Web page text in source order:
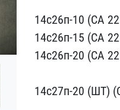
14с26п-10 (​СА
14с26п-​15 (СА
14с2​6п-20 (СА
14с27п-20 (ШТ)